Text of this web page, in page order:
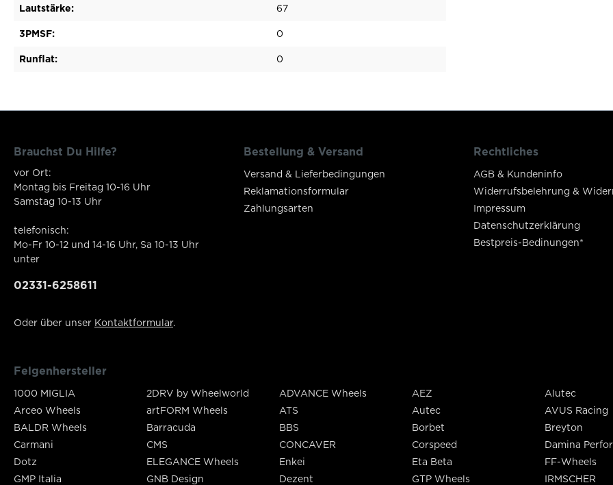
Lautstärke: 67
3PMSF: 0
Runflat: 0
Brauchst Du Hilfe?
vor Ort:
Montag bis Freitag 10-16 Uhr
Samstag 10-13 Uhr
telefonisch:
Mo-Fr 10-12 und 14-16 Uhr, Sa 10-13 Uhr
unter
02331-6258611
Oder über unser Kontaktformular.
Bestellung & Versand
Versand & Lieferbedingungen
Reklamationsformular
Zahlungsarten
Rechtliches
AGB & Kundeninfo
Widerrufsbelehrung &
Impressum
Datenschutzerklärung
Bestpreis-Bedinungen*
Felgenhersteller
1000 MIGLIA 2DRV by Wheelworld ADVANCE Wheels AEZ Alutec
Arceo Wheels
artFORM Wheels ATS Autec AVUS Racing
BALDR Wheels
Barracuda BBS Borbet Breyton
Carmani
CMS CONCAVER Corspeed Damina
Dotz
ELEGANCE Wheels Enkei Eta Beta FF-Wheels
GMP Italia
GNB Design Dezent GTP Wheels IRMSCHER